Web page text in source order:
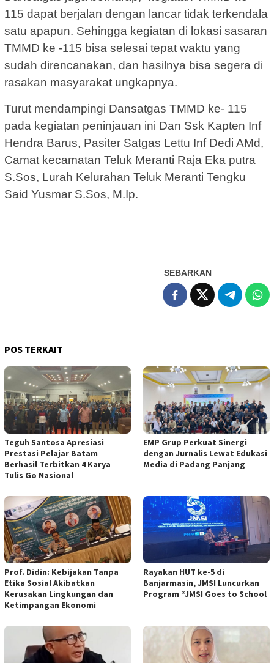
115 dapat berjalan dengan lancar tidak terkendala
satu apapun. Sehingga kegiatan di lokasi sasaran
TMMD ke -115 bisa selesai tepat waktu yang
sudah direncanakan, dan hasilnya bisa segera di
rasakan masyarakat ungkapnya.
Turut mendampingi Dansatgas TMMD ke- 115
pada kegiatan peninjauan ini Dan Ssk Kapten Inf
Hendra Barus, Pasiter Satgas Lettu Inf Dedi AMd,
Camat kecamatan Teluk Meranti Raja Eka putra
S.Sos, Lurah Kelurahan Teluk Meranti Tengku
Said Yusmar S.Sos, M.Ip.
SEBARKAN
POS TERKAIT
Teguh Santosa Apresiasi
Prestasi Pelajar Batam
Berhasil Terbitkan 4 Karya
Tulis Go Nasional
EMP Grup Perkuat Sinergi
dengan Jurnalis Lewat Edukasi
Media di Padang Panjang
Prof. Didin: Kebijakan Tanpa
Etika Sosial Akibatkan
Kerusakan Lingkungan dan
Ketimpangan Ekonomi
Rayakan HUT ke-5 di
Banjarmasin, JMSI Luncurkan
Program “JMSI Goes to School